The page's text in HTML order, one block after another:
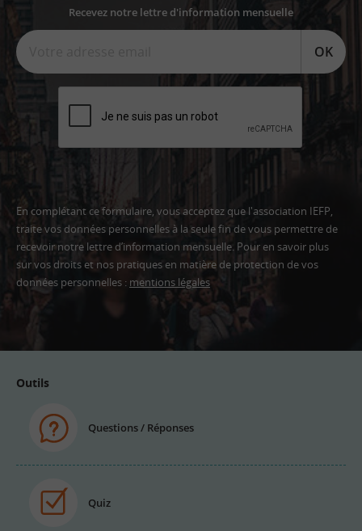
Recevez notre lettre d'information mensuelle
OK
En complétant ce formulaire, vous acceptez que l'association IEFP,
traite vos données personnelles à la seule fin de vous permettre de
recevoir notre lettre d’information mensuelle. Pour en savoir plus
sur vos droits et nos pratiques en matière de protection de vos
données personnelles : mentions légales
Outils
Questions / Réponses
Quiz